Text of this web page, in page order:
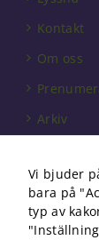
Kontakt
Om oss
Arkiv
Om
Vi bjuder
bara på
typ av